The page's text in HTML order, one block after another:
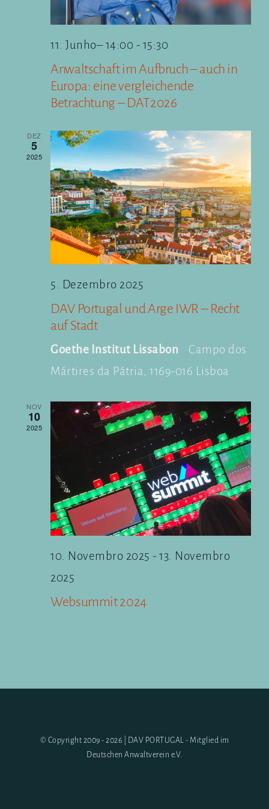
11. Junho– 14:00 - 15:30
Anwaltschaft im Aufbruch – auch in
Europa: eine vergleichende
Betrachtung – DAT2026
DEZ
5
2025
5. Dezembro 2025
DAV Portugal und Arge IWR – Recht
auf Stadt
Goethe Institut Lissabon
Campo dos
Mártires da Pátria, 1169-016 Lisboa
NOV
10
2025
10. Novembro 2025 - 13. Novembro
2025
Websummit 2024
© Copyright 2009 - 2026 | DAV PORTUGAL - Mitglied im
Deutschen Anwaltverein e.V.